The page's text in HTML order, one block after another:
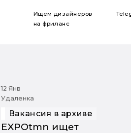
Ищем дизайнеров
на фриланс
12 Янв
Удаленка
Вакансия в архиве
EXPOtmn ищет